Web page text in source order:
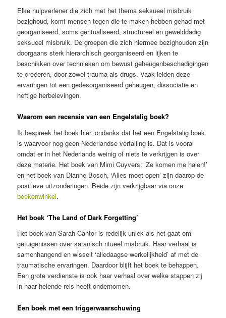
Elke hulpverlener die zich met het thema seksueel misbruik
bezighoud, komt mensen tegen die te maken hebben gehad met
georganiseerd, soms geritualiseerd, structureel en gewelddadig
seksueel misbruik. De groepen die zich hiermee bezighouden zijn
doorgaans sterk hierarchisch georganiseerd en lijken te
beschikken over technieken om bewust geheugenbeschadigingen
te creëeren, door zowel trauma als drugs. Vaak leiden deze
ervaringen tot een gedesorganiseerd geheugen, dissociatie en
heftige herbelevingen.
Waarom een recensie van een Engelstalig boek?
Ik bespreek het boek hier, ondanks dat het een Engelstalig boek
is waarvoor nog geen Nederlandse vertalling is. Dat is vooral
omdat er in het Nederlands weinig of niets te verkrijgen is over
deze materie. Het boek van Mimi Cuyvers: ‘Ze komen me halen!’
en het boek van Dianne Bosch, ‘Alles moet open’ zijn daarop de
positieve uitzonderingen. Beide zijn verkrijgbaar via onze
boekenwinkel.
Het boek ‘The Land of Dark Forgetting’
Het boek van Sarah Cantor is redelijk uniek als het gaat om
getuigenissen over satanisch ritueel misbruik. Haar verhaal is
samenhangend en wisselt ‘alledaagse werkelijkheid’ af met de
traumatische ervaringen. Daardoor blijft het boek te behappen.
Een grote verdienste is ook haar verhaal over welke stappen zij
in haar helende reis heeft ondernomen.
Een boek met een triggerwaarschuwing